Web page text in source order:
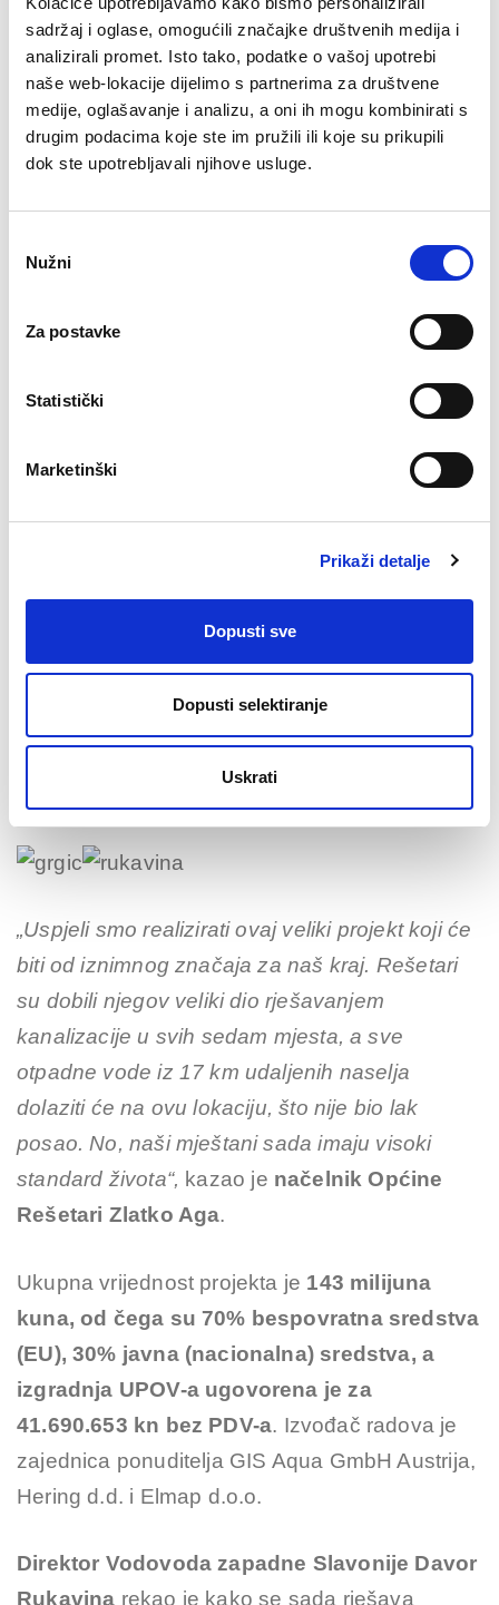
sadržaj i oglase, omogućili značajke društvenih medija i
analizirali promet. Isto tako, podatke o vašoj upotrebi
naše web-lokacije dijelimo s partnerima za društvene
medije, oglašavanje i analizu, a oni ih mogu kombinirati s
drugim podacima koje ste im pružili ili koje su prikupili
dok ste upotrebljavali njihove usluge.
pristanka
Nužni
Za postavke
Statistički
Marketinški
Prikaži detalje
Dopusti sve
Dopusti selektiranje
Uskrati
Bez obzira na sve prepreke na koje smo naišli
tijekom ovog projekta, jamčim da će se on
provesti po najvišim standardima koji se od nas
i očekuje, istaknuo je Vukmirić.
Gradnjom uređaja bit će zaokružena velika
Gradiška, gdje svi stanovnici imaju pristup
otpadna voda biti zbrinuta u skladu s
deset godina od idejnog početka izrade ovog
„Uspjeli smo realizirati ovaj veliki projekt koji će
biti od iznimnog značaja za naš kraj. Rešetari
su dobili njegov veliki dio rješavanjem
kanalizacije u svih sedam mjesta, a sve
otpadne vode iz 17 km udaljenih naselja
dolaziti će na ovu lokaciju, što nije bio lak
posao. No, naši mještani sada imaju visoki
standard života“, kazao je načelnik Općine
Rešetari Zlatko Aga.
Ukupna vrijednost projekta je 143 milijuna
kuna, od čega su 70% bespovratna sredstva
(EU), 30% javna (nacionalna) sredstva, a
izgradnja UPOV-a ugovorena je za
41.690.653 kn bez PDV-a. Izvođač radova je
zajednica ponuditelja GIS Aqua GmbH Austrija,
Hering d.d. i Elmap d.o.o.
Direktor Vodovoda zapadne Slavonije Davor
Rukavina rekao je kako se sada rješava